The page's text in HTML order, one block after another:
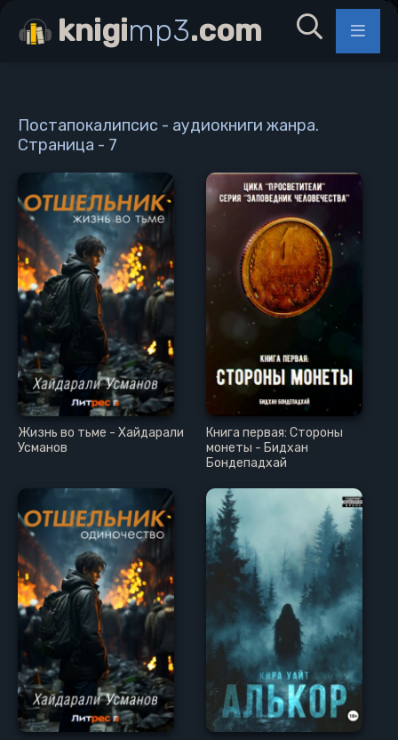
Постапокалипсис - аудиокниги жанра.
Страница - 7
Жизнь во тьме - Хайдарали
Усманов
Книга первая: Стороны
монеты - Бидхан
Бондепадхай
knigimp3.com